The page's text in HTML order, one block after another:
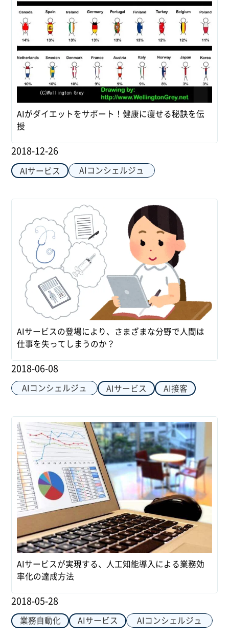
AIがダイエットをサポート！健康に痩せる秘訣を伝
授
2018-12-26
AIサービス AIコンシェルジュ
AIサービスの登場により、さまざまな分野で人間は
仕事を失ってしまうのか？
2018-06-08
AIコンシェルジュ AIサービス AI接客
AIサービスが実現する、人工知能導入による業務効
率化の達成方法
2018-05-28
業務自動化 AIサービス AIコンシェルジュ